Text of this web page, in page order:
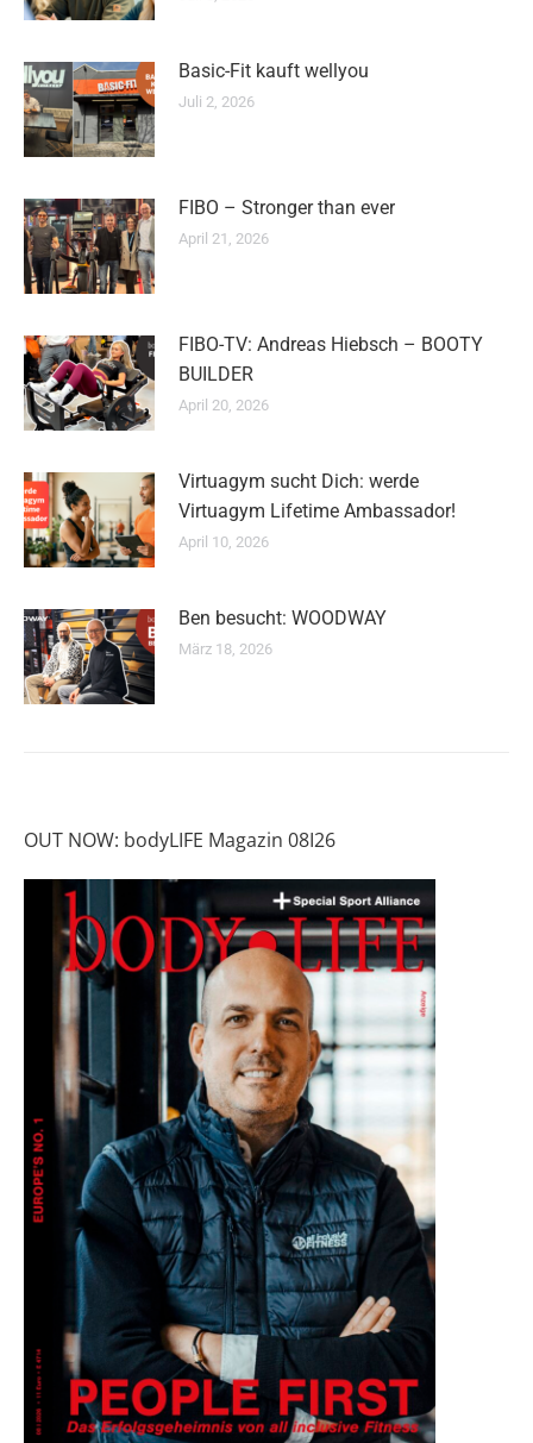
Basic-Fit kauft wellyou
Juli 2, 2026
FIBO – Stronger than ever
April 21, 2026
FIBO-TV: Andreas Hiebsch – BOOTY
BUILDER
April 20, 2026
Virtuagym sucht Dich: werde
Virtuagym Lifetime Ambassador!
April 10, 2026
Ben besucht: WOODWAY
März 18, 2026
OUT NOW: bodyLIFE Magazin 08I26